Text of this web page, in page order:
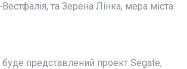
та Зерена Лінка, мера міста
представлений проект Segate,